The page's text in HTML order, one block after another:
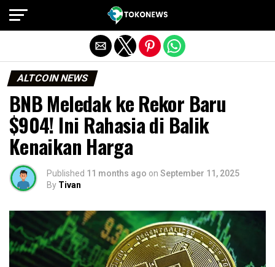
ALTCOIN NEWS
BNB Meledak ke Rekor Baru
$904! Ini Rahasia di Balik
Kenaikan Harga
Published 11 months ago on September 11, 2025
By Tivan
Exit mobile version